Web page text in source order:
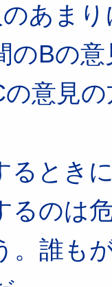
あま
のBの
意見
るとき
るのは
。誰も